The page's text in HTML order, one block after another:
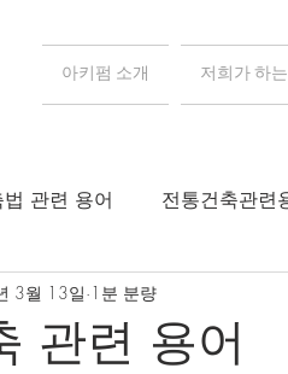
아키펌 소개 저희가 하
법 관련 용어 전통건축관련
관련 용어
3월 13일 1분 분량